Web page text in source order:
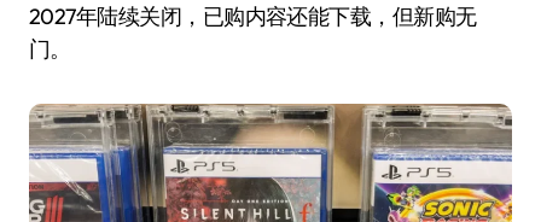
2027年陆续关闭，已购内容还能下载，但新购无
门。